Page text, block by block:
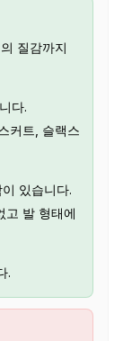
질감까지
다.
커트, 슬랙스
있습니다.
발 형태에
.